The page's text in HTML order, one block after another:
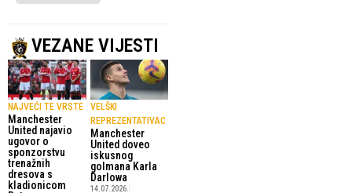
VEZANE VIJESTI
NAJVEĆI TE VRSTE
Manchester
United najavio
ugovor o
sponzorstvu
trenažnih
dresova s
kladionicom
VELŠKI
REPREZENTATIVAC
Manchester
United doveo
iskusnog
golmana Karla
Darlowa
14.07.2026.